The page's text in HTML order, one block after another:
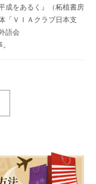
成をあるく』（柘植書房
「ＶＩＡクラブ日本支
語会